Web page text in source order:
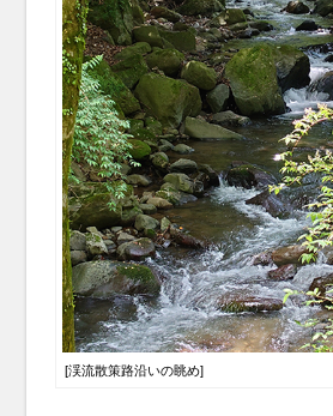
[渓流散策路沿いの眺め]